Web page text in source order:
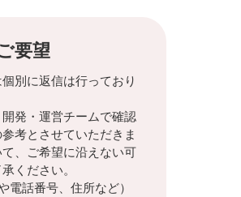
要望
別に返信は行っており
発・運営チームで確認
考とさせていただきま
、ご希望に沿えない可
ください。
電話番号、住所など）